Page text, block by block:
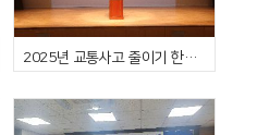
2025년 교통사고 줄이기 한마음대회(2025.12.2)